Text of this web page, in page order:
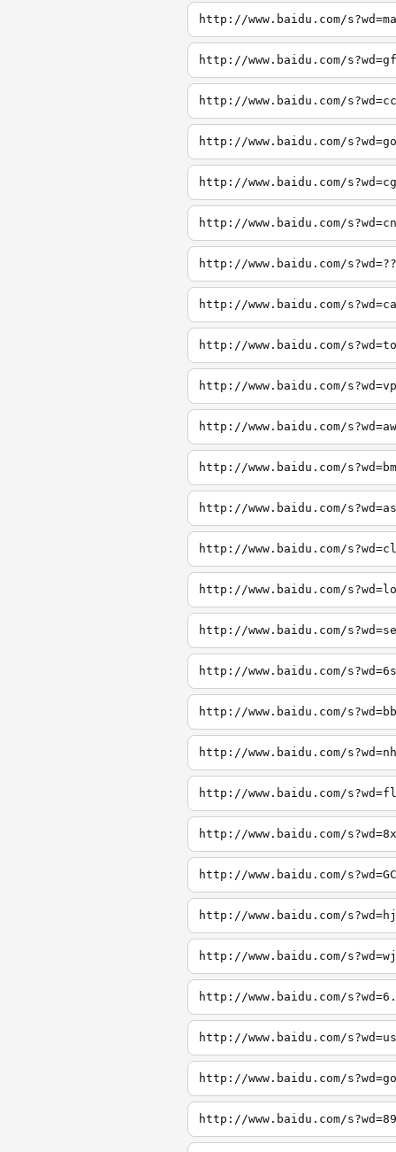
http://www.baidu.com/
http://www.baidu.com/
http://www.baidu.com/
http://www.baidu.com/
http://www.baidu.com/
http://www.baidu.com/
http://www.baidu.com/
http://www.baidu.com/
http://www.baidu.com/
http://www.baidu.com/
http://www.baidu.com/
http://www.baidu.com/
http://www.baidu.com/
http://www.baidu.com/
http://www.baidu.com/
http://www.baidu.com/
http://www.baidu.com/
http://www.baidu.com/
http://www.baidu.com/
http://www.baidu.com/
http://www.baidu.com/
http://www.baidu.com/
http://www.baidu.com/
http://www.baidu.com/
http://www.baidu.com/
http://www.baidu.com/
http://www.baidu.com/
http://www.baidu.com/